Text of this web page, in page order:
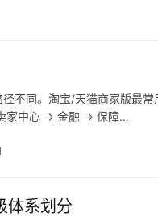
不同。淘宝/天猫商家版最
家中心 → 金融 → 保障…
体系划分